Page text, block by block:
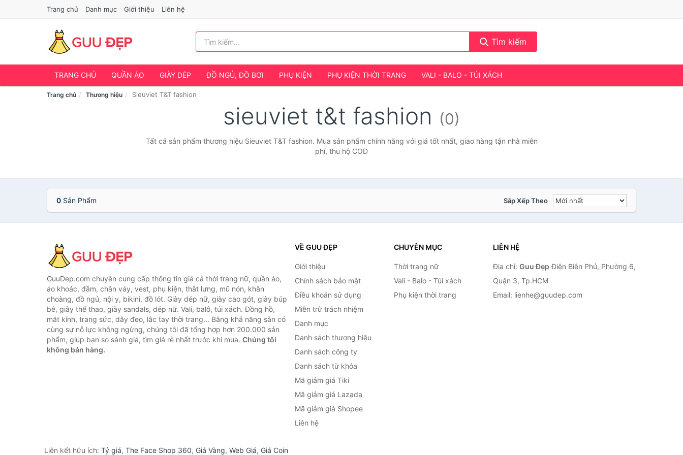
Trang chủ Danh mục Giới thiệu Liên hệ
Tìm kiếm
TRANG CHỦ QUẦN ÁO GIÀY DÉP ĐỒ NGỦ, ĐỒ BƠI PHỤ KIỆN PHỤ KIỆN THỜI TRANG VALI - BALO - TÚI XÁCH
Trang chủ Thương hiệu Sieuviet T&T fashion
sieuviet t&t fashion (0)
Tất cả sản phẩm thương hiệu Sieuviet T&T fashion. Mua sản phẩm chính hãng với giá tốt nhất, giao hàng tận nhà miễn
phí, thu hộ COD
0 Sản Phẩm Sắp Xếp Theo
GuuDep.com chuyên cung cấp thông tin giá cả thời trang nữ, quần áo,
áo khoác, đầm, chân váy, vest, phụ kiện, thắt lưng, mũ nón, khăn
choàng, đồ ngủ, nội y, bikini, đồ lót. Giày dép nữ, giày cao gót, giày búp
bê, giày thể thao, giày sandals, dép nữ. Vali, balô, túi xách. Đồng hồ,
mắt kính, trang sức, dây đeo, lắc tay thời trang... Bằng khả năng sẵn có
cùng sự nỗ lực không ngừng, chúng tôi đã tổng hợp hơn 200.000 sản
phẩm, giúp bạn so sánh giá, tìm giá rẻ nhất trước khi mua. Chúng tôi
không bán hàng.
VỀ GUU ĐẸP
Giới thiệu
Chính sách bảo mật
Điều khoản sử dụng
Miễn trừ trách nhiệm
Danh mục
Danh sách thương hiệu
Danh sách công ty
Danh sách từ khóa
Mã giảm giá Tiki
Mã giảm giá Lazada
Mã giảm giá Shopee
Liên hệ
CHUYÊN MỤC
Thời trang nữ
Vali - Balo - Túi xách
Phụ kiện thời trang
LIÊN HỆ
Địa chỉ: Guu Đẹp Điện Biên Phủ, Phường 6,
Quận 3, Tp.HCM
Email: lienhe@guudep.com
Liên kết hữu ích: Tỷ giá, The Face Shop 360, Giá Vàng, Web Giá, Giá Coin